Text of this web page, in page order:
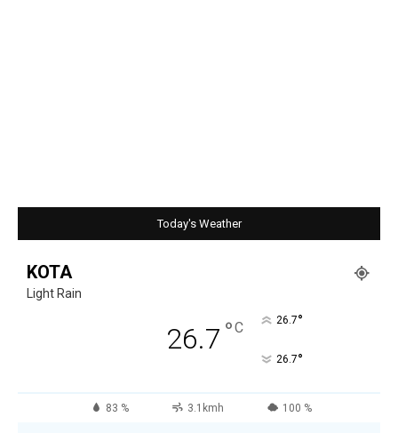
Today's Weather
KOTA
Light Rain
26.7 °C 26.7°
26.7°
83 % 3.1kmh 100 %